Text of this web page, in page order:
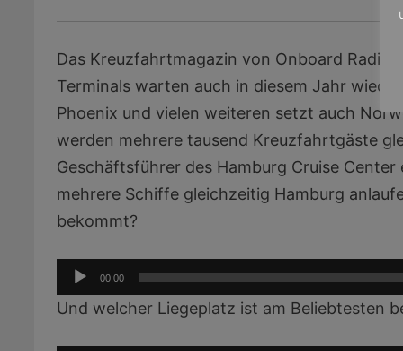
Das Kreuzfahrtmagazin von Onboard Radio
Terminals warten auch in diesem Jahr
Phoenix und vielen weiteren setzt auch
werden mehrere tausend Kreuzfahrtgäste
Geschäftsführer des Hamburg Cruise
mehrere Schiffe gleichzeitig Hamburg
bekommt?
Audio-
Player
00:00
Und welcher Liegeplatz ist am Beliebtesten